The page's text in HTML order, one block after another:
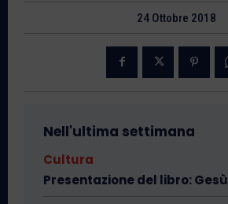
24 Ottobre 2018
Nell'ultima settimana
Cultura
Presentazione del libro: